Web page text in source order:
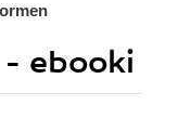
- ebooki